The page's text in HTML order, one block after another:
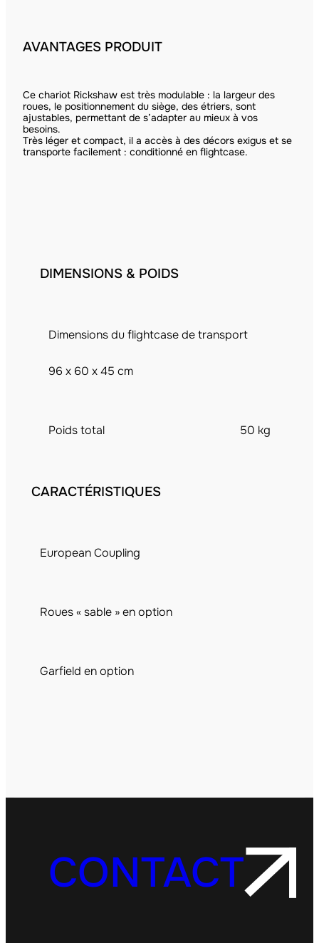
AVANTAGES PRODUIT
Ce chariot Rickshaw est très modulable : la largeur des
roues, le positionnement du siège, des étriers, sont
ajustables, permettant de s’adapter au mieux à vos
besoins.
Très léger et compact, il a accès à des décors exigus et se
transporte facilement : conditionné en flightcase.
DIMENSIONS & POIDS
Dimensions du flightcase de transport
96 x 60 x 45 cm
Poids total 50 kg
CARACTÉRISTIQUES
European Coupling
Roues « sable » en option
Garfield en option
CONTACT